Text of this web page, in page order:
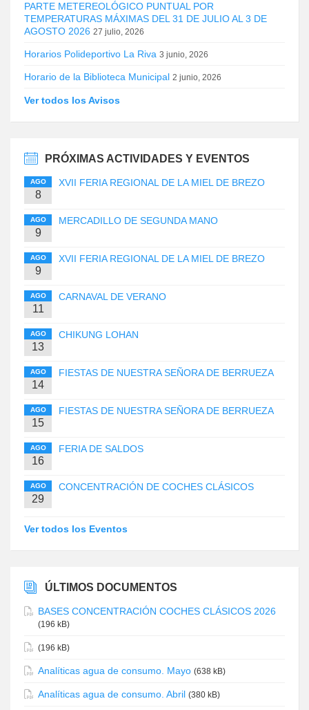
PARTE METEREOLÓGICO PUNTUAL POR
TEMPERATURAS MÁXIMAS DEL 31 DE JULIO AL 3 DE
AGOSTO 2026 27 julio, 2026
Horarios Polideportivo La Riva 3 junio, 2026
Horario de la Biblioteca Municipal 2 junio, 2026
Ver todos los Avisos
PRÓXIMAS ACTIVIDADES Y EVENTOS
AGO
8
XVII FERIA REGIONAL DE LA MIEL DE BREZO
AGO
9
MERCADILLO DE SEGUNDA MANO
AGO
9
XVII FERIA REGIONAL DE LA MIEL DE BREZO
AGO
11
CARNAVAL DE VERANO
AGO
13
CHIKUNG LOHAN
AGO
14
FIESTAS DE NUESTRA SEÑORA DE BERRUEZA
AGO
15
FIESTAS DE NUESTRA SEÑORA DE BERRUEZA
AGO
16
FERIA DE SALDOS
AGO
29
CONCENTRACIÓN DE COCHES CLÁSICOS
Ver todos los Eventos
ÚLTIMOS DOCUMENTOS
BASES CONCENTRACIÓN COCHES CLÁSICOS 2026
(196 kB)
(196 kB)
Analíticas agua de consumo. Mayo (638 kB)
Analíticas agua de consumo. Abril (380 kB)